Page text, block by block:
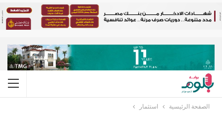
الصفحة الرئيسية استثمار